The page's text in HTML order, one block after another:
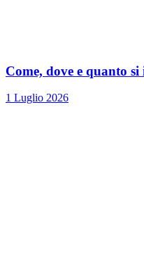
Come, dove e quanto
1 Luglio 2026